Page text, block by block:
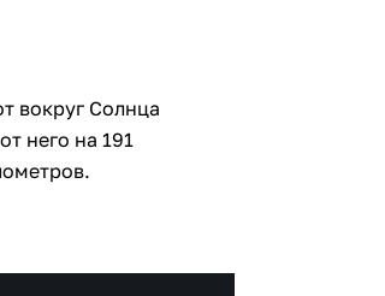
вокруг Солнца
него на 191